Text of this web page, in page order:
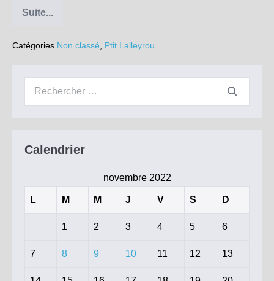
Suite...
Le
–
2022
(Centenaire
du
monument
Catégories Non classé Ptit Lalleyrou
Recherche
Calendrier
novembre 2022
L M M J V S D
1 2 3 4 5 6
7 8 9 10 11 12 13